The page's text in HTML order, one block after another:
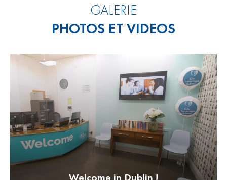
GALERIE
PHOTOS ET VIDEOS